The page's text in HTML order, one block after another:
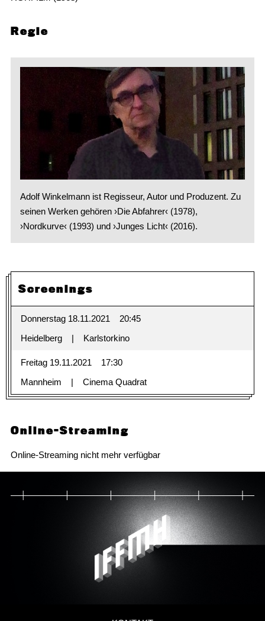
Regie
Adolf Winkelmann ist Regisseur, Autor und Produzent. Zu
seinen Werken gehören ›Die Abfahrer‹ (1978),
›Nordkurve‹ (1993) und ›Junges Licht‹ (2016).
Screenings
Donnerstag 18.11.2021
20:45
Heidelberg
Karlstorkino
Freitag 19.11.2021
17:30
Mannheim
Cinema Quadrat
Online-Streaming
Online-Streaming nicht mehr verfügbar